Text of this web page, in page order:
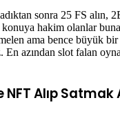
sonra 25 FS alın,
hakim olanlar buna
ama bence büyük
En azından slot falan
Alıp Satmak